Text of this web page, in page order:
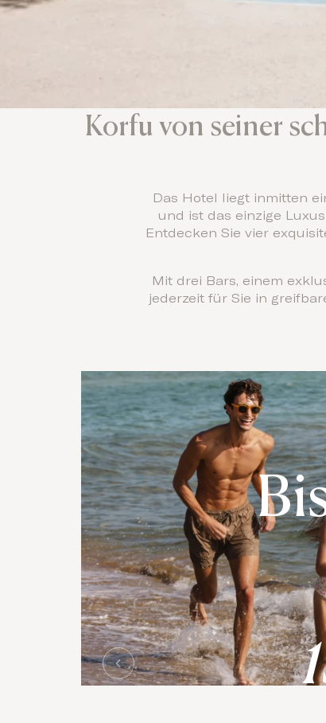
Korfu von seiner
Das Hotel liegt inmitten
und ist das einzige
Entdecken Sie vier
Mit drei Bars, einem
jederzeit für Sie in